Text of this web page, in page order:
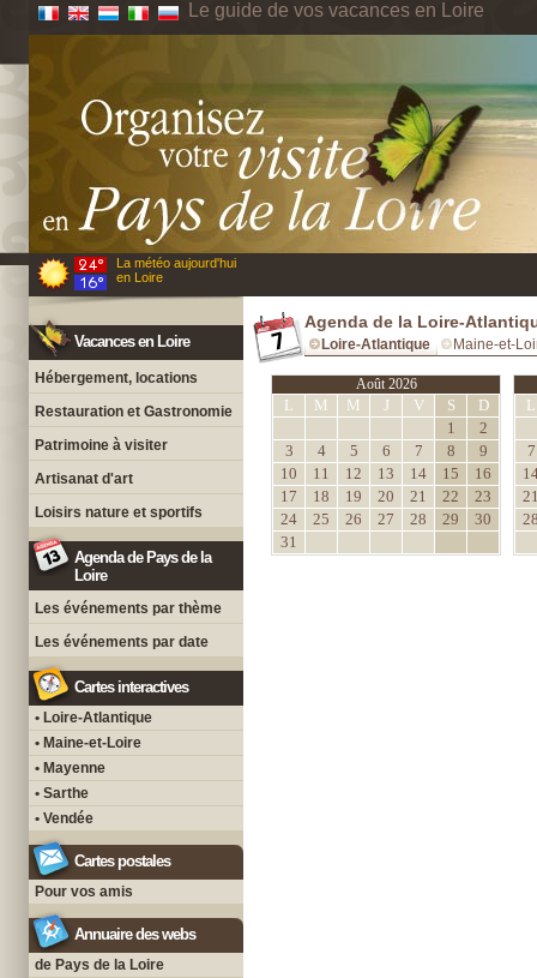
Le guide de vos vacances en Loire
La météo aujourd'hui
en Loire
Vacances en Loire
Hébergement, locations
Restauration et Gastronomie
Patrimoine à visiter
Artisanat d'art
Loisirs nature et sportifs
Agenda de Pays de la
Loire
Les événements par thème
Les événements par date
Cartes interactives
• Loire-Atlantique
• Maine-et-Loire
• Mayenne
• Sarthe
• Vendée
Cartes postales
Pour vos amis
Annuaire des webs
de Pays de la Loire
Agenda de la Loire-
Loire-Atlantique Maine-et-
Août 2026
L M M J V S
D
1
2
3
4 5 6 7 8
9
10
11 12 13 14 15
16
17
18 19 20 21 22
23
24
25 26 27 28 29
30
31
L
7